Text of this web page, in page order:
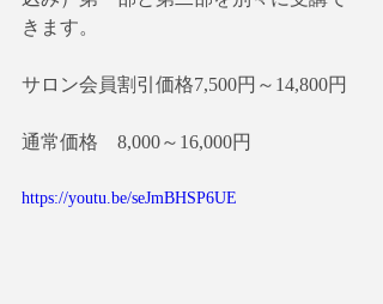
きます。
サロン会員割引価格7,500円～14,800円
通常価格　8,000～16,000円
https://youtu.be/seJmBHSP6UE